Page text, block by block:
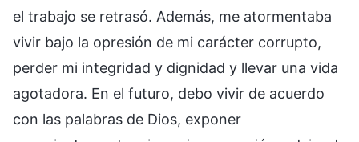
el trabajo se retrasó. Además, me atormentaba
vivir bajo la opresión de mi carácter corrupto,
perder mi integridad y dignidad y llevar una vida
agotadora. En el futuro, debo vivir de acuerdo
con las palabras de Dios, exponer